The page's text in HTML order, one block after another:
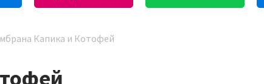
Капика и Котофей